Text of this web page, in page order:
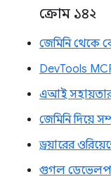
ক্রোম ১৪২
জেমিনি থেকে
DevTools MCP
এআই সহায়তার
জেমিনি দিয়ে
ড্রয়ারের
গুগল ডেভেলপার